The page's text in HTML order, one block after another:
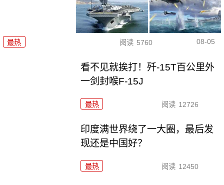
最热 阅读 5760 08-05
看不见就挨打！歼-15T百公里外
一剑封喉F-15J
最热 阅读 12726
印度满世界绕了一大圈，最后发
现还是中国好？
最热 阅读 12450